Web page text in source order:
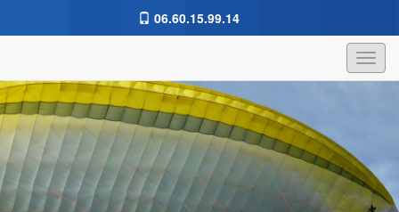
06.60.15.99.14